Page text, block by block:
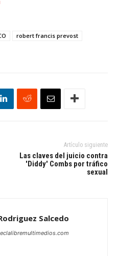
robert francis prevost
Artículo siguiente
Las claves del juicio contra
'Diddy' Combs por tráfico
sexual
Salcedo